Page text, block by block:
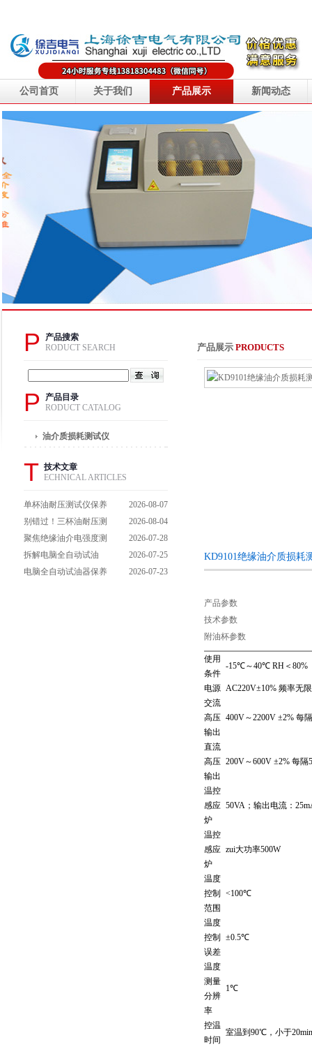
公司首页 关于我们 产品展示 新闻动态
P
产品搜索
RODUCT SEARCH
P
产品目录
RODUCT CATALOG
油介质损耗测试仪
T 技术文章
ECHNICAL ARTICLES
单杯油耐压测试仪保养
避坑指南：细节做到
位，设备不闹脾气
2026-08-07
别错过！三杯油耐压测
试仪操作流程全解析，
一步到位不踩坑
2026-08-04
聚焦绝缘油介电强度测
试仪：那些决定检测效
能的关键特点
2026-07-28
拆解电脑全自动试油
器：核心组成部件，藏
2026-07-25
电脑全自动试油器保养
2026-07-23
产品展示 PRODUCTS
KD9101绝缘油介质损耗
产品参数
技术参数
附油杯参数
使用
条件
-15℃～40℃ RH＜80%
电源 AC220V±10% 频率无
交流
高压
输出
400V～2200V ±2% 每
直流
高压
输出
200V～600V ±2% 每隔
温控
感应
炉
50VA；输出电流：
温控
感应
炉
zui大功率500W
温度
控制
范围
<100℃
温度
控制
误差
±0.5℃
温度
测量
分辨
率
1℃
控温
时间
室温到90℃，小于20min